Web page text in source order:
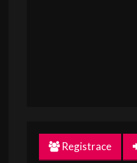
Registrace